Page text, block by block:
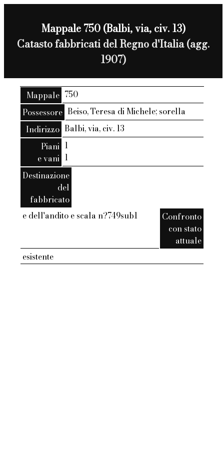
Mappale 750 (Balbi, via, civ. 13)
Catasto fabbricati del Regno d'Italia (agg.
1907)
Mappale 750
Possessore Beiso, Teresa di Michele; sorella
Indirizzo Balbi, via, civ. 13
Piani
e vani
1
1
Destinazione
del
fabbricato
e dell'andito e scala n?749sub1
Confronto
con stato
attuale
esistente